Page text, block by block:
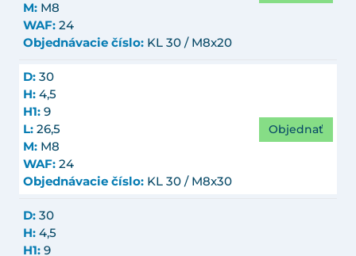
M: M8
WAF: 24
Objednávacie číslo: KL 30 / M8x20
D: 30
H: 4,5
H1: 9
L: 26,5
M: M8
WAF: 24
Objednávacie číslo: KL 30 / M8x30
Objednať
D: 30
H: 4,5
H1: 9